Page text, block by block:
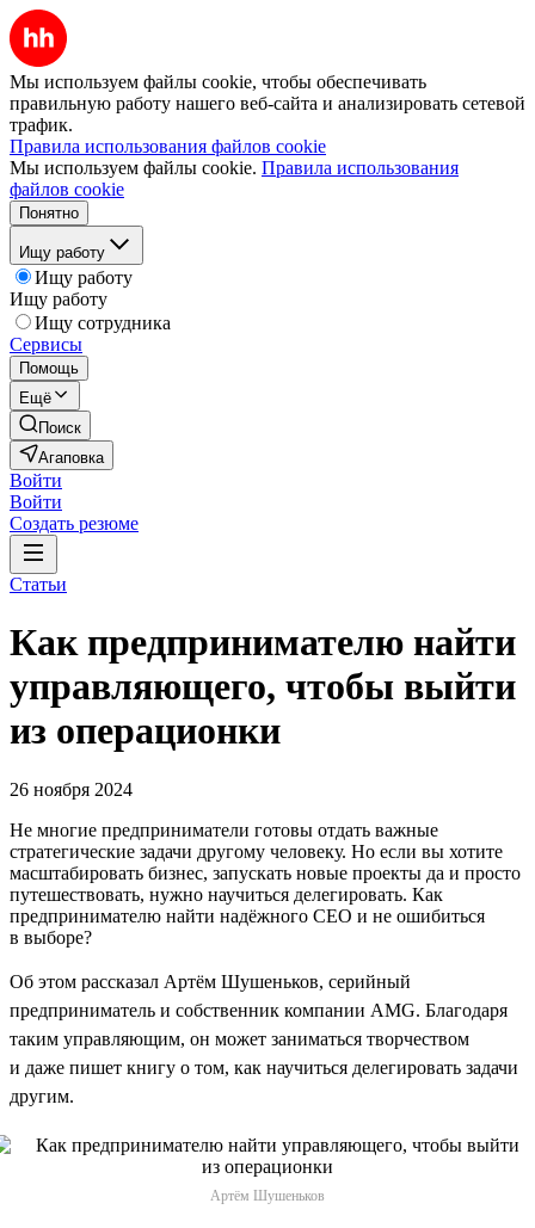
Мы используем файлы cookie, чтобы обеспечивать
правильную работу нашего веб-сайта и анализировать сетевой
трафик.
Правила использования файлов cookie
Мы используем файлы cookie. Правила использования
файлов cookie
Понятно
Ищу работу
Ищу работу
Ищу работу
Ищу сотрудника
Сервисы
Помощь
Ещё
Поиск
Агаповка
Войти
Войти
Создать резюме
Статьи
Как предпринимателю найти
управляющего, чтобы выйти
из операционки
26 ноября 2024
Не многие предприниматели готовы отдать важные
стратегические задачи другому человеку. Но если вы хотите
масштабировать бизнес, запускать новые проекты да и просто
путешествовать, нужно научиться делегировать. Как
предпринимателю найти надёжного CEO и не ошибиться
в выборе?
Об этом рассказал Артём Шушеньков, серийный
предприниматель и собственник компании AMG. Благодаря
таким управляющим, он может заниматься творчеством
и даже пишет книгу о том, как научиться делегировать задачи
другим.
Артём Шушеньков